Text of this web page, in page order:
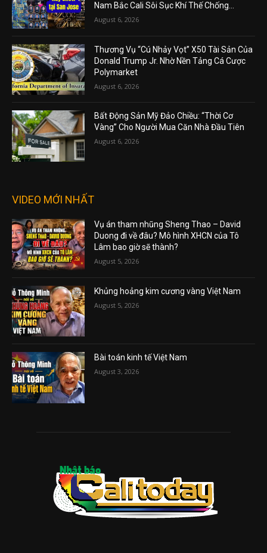
Nam Bắc Cali Sôi Sục Khí Thế Chống...
August 6, 2026
Thương Vụ “Cú Nhảy Vọt” X50 Tài Sản Của
Donald Trump Jr. Nhờ Nền Tảng Cá Cược
Polymarket
August 6, 2026
Bất Động Sản Mỹ Đảo Chiều: “Thời Cơ
Vàng” Cho Người Mua Căn Nhà Đầu Tiên
August 6, 2026
VIDEO MỚI NHẤT
Vụ án tham nhũng Sheng Thao – David
Duong đi về đâu? Mô hình XHCN của Tô
Lâm bao giờ sẽ thành?
August 5, 2026
Khủng hoảng kim cương vàng Việt Nam
August 5, 2026
Bài toán kinh tế Việt Nam
August 3, 2026